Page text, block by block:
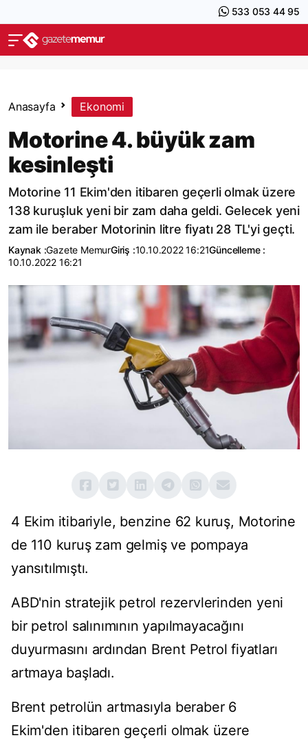
533 053 44 95
Anasayfa Ekonomi
Motorine 4. büyük zam
kesinleşti
Motorine 11 Ekim'den itibaren geçerli olmak üzere
138 kuruşluk yeni bir zam daha geldi. Gelecek yeni
zam ile beraber Motorinin litre fiyatı 28 TL'yi geçti.
Kaynak :Gazete MemurGiriş :10.10.2022 16:21Güncelleme :
10.10.2022 16:21
4 Ekim itibariyle, benzine 62 kuruş, Motorine
de 110 kuruş zam gelmiş ve pompaya
yansıtılmıştı.
ABD'nin stratejik petrol rezervlerinden yeni
bir petrol salınımının yapılmayacağını
duyurmasını ardından Brent Petrol fiyatları
artmaya başladı.
Brent petrolün artmasıyla beraber 6
Ekim'den itibaren geçerli olmak üzere